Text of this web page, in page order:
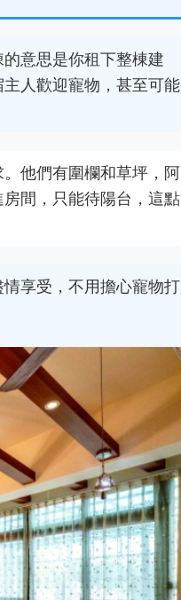
意思是你租下整棟建
人歡迎寵物，甚至可能
他們有圍欄和草坪，阿
間，只能待陽台，這點
享受，不用擔心寵物打